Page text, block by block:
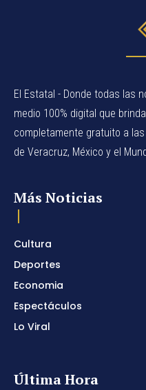
El Estatal - Donde todas las
medio 100% digital que
completamente gratuito a
de Veracruz, México y el
Más Noticias
Cultura
Deportes
Economia
Espectáculos
Lo Viral
Última Hora